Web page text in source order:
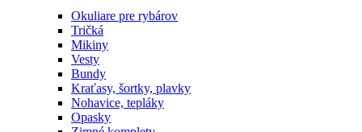
Okuliare pre rybárov
Tričká
Mikiny
Vesty
Bundy
Kraťasy, šortky, plavky
Nohavice, tepláky
Opasky